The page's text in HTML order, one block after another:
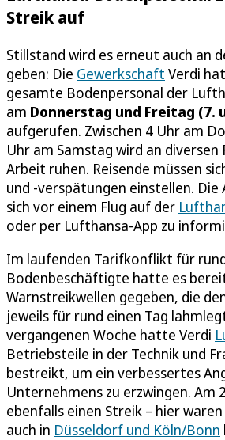
Streik auf
Stillstand wird es erneut auch an
geben: Die Gewerkschaft Verdi
gesamte Bodenpersonal der
am Donnerstag und Freitag (7.
aufgerufen. Zwischen 4 Uhr am
Uhr am Samstag wird an diversen
Arbeit ruhen. Reisende müssen
und -verspätungen einstellen.
sich vor einem Flug auf der
oder per Lufthansa-App zu
Im laufenden Tarifkonflikt für
Bodenbeschäftigte hatte es
Warnstreikwellen gegeben, die
jeweils für rund einen Tag
vergangenen Woche hatte Verdi
Betriebsteile in der Technik und
bestreikt, um ein verbessertes
Unternehmens zu erzwingen. Am
ebenfalls einen Streik – hier
auch in Düsseldorf und Köln/Bonn